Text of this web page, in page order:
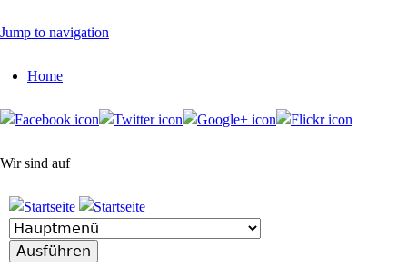
Jump to navigation
Home
Wir sind auf